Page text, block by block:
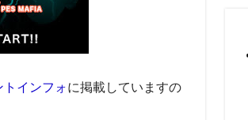
トインフォに掲載していますの